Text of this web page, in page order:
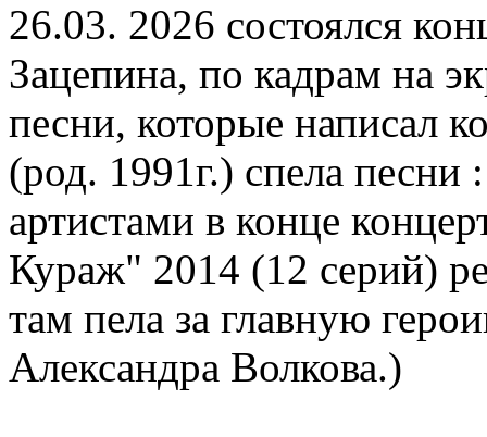
26.03. 2026 состоялся
Зацепина, по кадрам на
песни, которые написал
(род. 1991г.) спела
артистами в конце
Кураж" 2014 (12 серий)
там пела за главную
Александра Волкова.)